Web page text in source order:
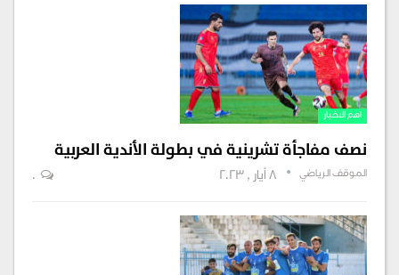
اهم الاخبار
نصف مفاجأة تشرينية في بطولة الأندية العربية
الموقف الرياضي 0